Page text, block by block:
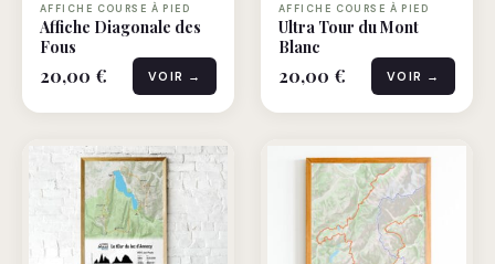
AFFICHE COURSE À PIED
Affiche Diagonale des
Fous
20,00 € VOIR →
AFFICHE COURSE À PIED
Ultra Tour du Mont
Blanc
20,00 € VOIR →